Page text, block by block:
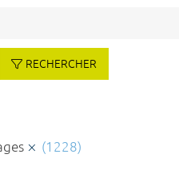
RECHERCHER
(1228)